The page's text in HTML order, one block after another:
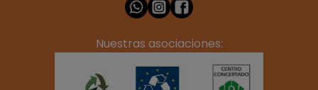
Nuestras asociaciones: